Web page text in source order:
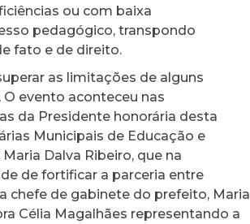
ou com baixa
pedagógico, transpondo
fato e de direito.
as limitações de alguns
evento aconteceu nas
da Presidente honorária desta
Municipais de Educação e
Dalva Ribeiro, que na
de fortificar a parceria entre
chefe de gabinete do prefeito, Maria
Célia Magalhães representando a